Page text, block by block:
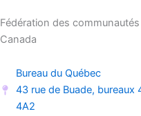
Fédération des
Canada
Bureau du Québec
43 rue de Buade, bureaux
4A2